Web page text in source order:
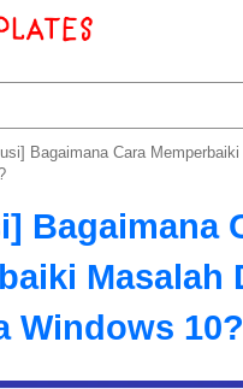
Bagaimana Cara
Bagaimana
Masalah
Windows 10?